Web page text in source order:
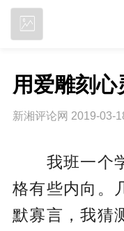
用爱雕刻心
新湘评论网 2019-03-
我班一个学
格有些内向。
默寡言，我猜